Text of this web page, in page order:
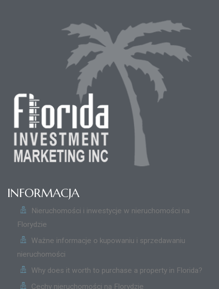
INFORMACJA
Nieruchomości i inwestycje w nieruchomości na
Florydzie
Ważne informacje o kupowaniu i sprzedawaniu
nieruchomości
Why does it worth to purchase a property in Florida?
Cechy nieruchomości na Florydzie